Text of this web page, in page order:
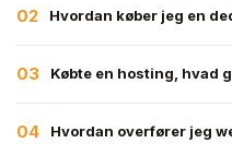
02 Hvordan køber jeg en
03 Købte en hosting, hvad
04 Hvordan overfører jeg